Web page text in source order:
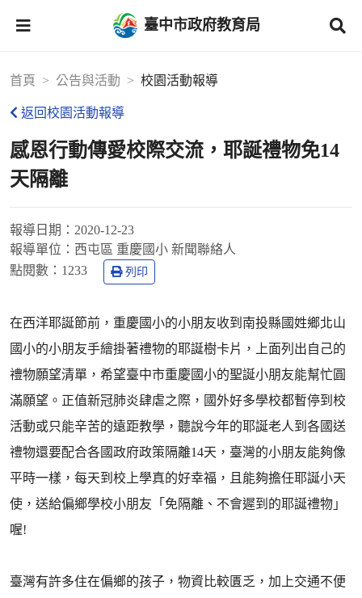
臺中市政府教育局
首頁 公告與活動 校園活動報導
返回校園活動報導
感恩行動傳愛校際交流，耶誕禮物免14
天隔離
報導日期： 2020-12-23
報導單位： 西屯區 重慶國小 新聞聯絡人
點閱數： 1233 列印
在西洋耶誕節前，重慶國小的小朋友收到南投縣國姓鄉北山
國小的小朋友手繪掛著禮物的耶誕樹卡片，上面列出自己的
禮物願望清單，希望臺中市重慶國小的聖誕小朋友能幫忙圓
滿願望。正值新冠肺炎肆虐之際，國外好多學校都暫停到校
活動或只能辛苦的遠距教學，聽說今年的耶誕老人到各國送
禮物還要配合各國政府政策隔離14天，臺灣的小朋友能夠像
平時一樣，每天到校上學真的好幸福，且能夠擔任耶誕小天
使，送給偏鄉學校小朋友「免隔離、不會遲到的耶誕禮物」
喔!
臺灣有許多住在偏鄉的孩子，物資比較匱乏，加上交通不便